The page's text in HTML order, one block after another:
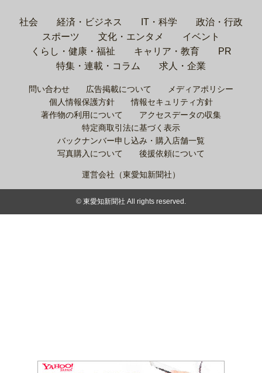
社会 経済・ビジネス IT・科学
政治・行政
スポーツ
文化・エンタメ
イベント
くらし・健康・福祉
キャリア・教育
PR
特集・連載・コラム
求人・企業
問い合わせ 広告掲載について
メディアポリシー
個人情報保護方針
情報セキュリティ方針
著作物の利用について
アクセスデータの収集
特定商取引法に基づく表示
バックナンバー申し込み・購入店舗一覧
写真購入について
後援依頼について
運営会社（東愛知新聞社）
© 東愛知新聞社 All rights reserved.